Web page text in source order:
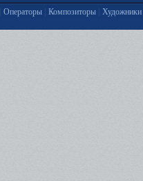
Операторы| Композиторы| Художники|